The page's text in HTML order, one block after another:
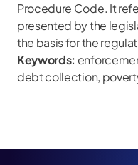
Procedure Code. It
presented by the
the basis for the
Keywords:
debt collection,